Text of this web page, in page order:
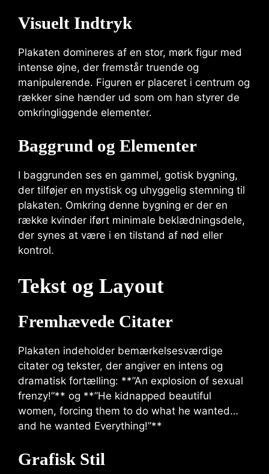
Visuelt Indtryk
Plakaten domineres af en stor, mørk figur med
intense øjne, der fremstår truende og
manipulerende. Figuren er placeret i centrum og
rækker sine hænder ud som om han styrer de
omkringliggende elementer.
Baggrund og Elementer
I baggrunden ses en gammel, gotisk bygning,
der tilføjer en mystisk og uhyggelig stemning til
plakaten. Omkring denne bygning er der en
række kvinder iført minimale beklædningsdele,
der synes at være i en tilstand af nød eller
kontrol.
Tekst og Layout
Fremhævede Citater
Plakaten indeholder bemærkelsesværdige
citater og tekster, der angiver en intens og
dramatisk fortælling: **”An explosion of sexual
frenzy!”** og **”He kidnapped beautiful
women, forcing them to do what he wanted…
and he wanted Everything!”**
Grafisk Stil